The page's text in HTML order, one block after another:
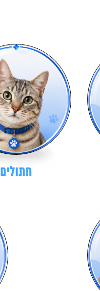
חתולים